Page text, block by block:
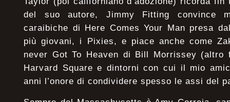
del suo autore, Jimmy Fitting convince
caraibiche di Here Comes Your Man presa
più giovani, i Pixies, e piace anche come
never Got To Heaven di Bill Morrissey (altro
Harvard Square e dintorni con cui il mio
anni l’onore di condividere spesso le assi del